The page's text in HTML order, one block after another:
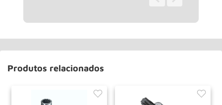
Produtos relacionados